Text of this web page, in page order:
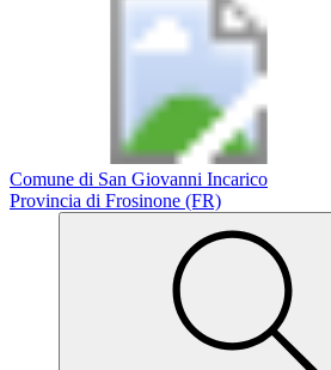
Comune di San Giovanni Incarico
Provincia di Frosinone (FR)